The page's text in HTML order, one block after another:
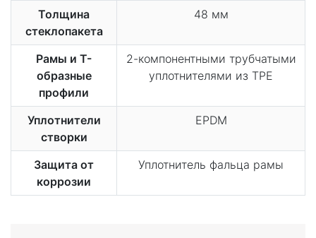
Толщина
стеклопакета
48 мм
Рамы и Т-
образные
профили
2-компонентными трубчатыми
уплотнителями из TPE
Уплотнители
створки
EPDM
Защита от
коррозии
Уплотнитель фальца рамы